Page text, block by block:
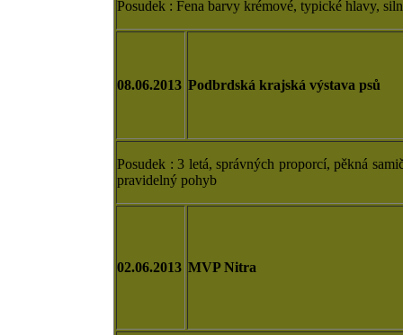
Posudek : Fena barvy krémové, typické hlavy,
08.06.2013 Podbrdská krajská výstava psů
Posudek : 3 letá, správných proporcí, pěkná
pravidelný pohyb
02.06.2013 MVP Nitra